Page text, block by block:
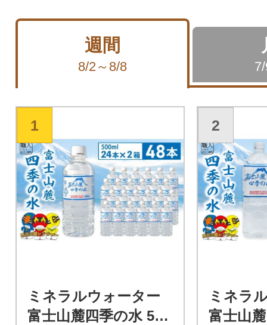
週間
8/2～8/8
1
ミネラルウォーター
富士山麓四季の水 500
2
ミネラ
富士山